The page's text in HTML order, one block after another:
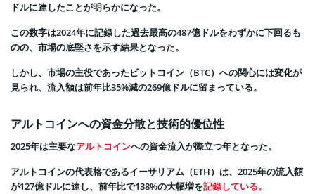
ドルに達したことが明らかになった。
この数字は2024年に記録した過去最高の487億ドルをわずかに下回るも
のの、市場の底堅さを示す結果となった。
しかし、市場の主役であったビットコイン（BTC）への関心には変化が
見られ、流入額は前年比35%減の269億ドルに留まっている。
アルトコインへの資金分散と技術的優位性
2025年は主要なアルトコインへの資金流入が際立つ年となった。
アルトコインの代表格であるイーサリアム（ETH）は、2025年の流入額
が127億ドルに達し、前年比で138%の大幅増を記録している。